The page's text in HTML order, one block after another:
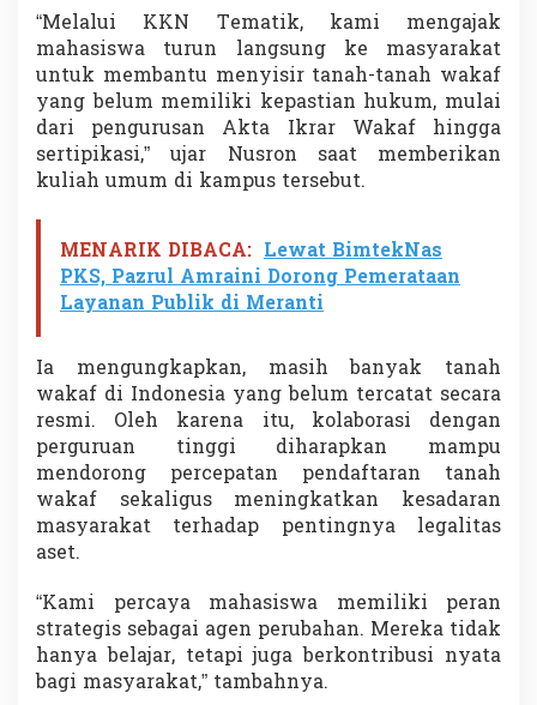
t
i
f
i
k
T
a
h
W
a
N
a
s
i
o
n
a
l
“Melalui KKN Tematik, kami mengajak
mahasiswa turun langsung ke masyarakat
untuk membantu menyisir tanah-tanah wakaf
yang belum memiliki kepastian hukum, mulai
dari pengurusan Akta Ikrar Wakaf hingga
sertipikasi,” ujar Nusron saat memberikan
kuliah umum di kampus tersebut.
MENARIK DIBACA: Lewat BimtekNas
PKS, Pazrul Amraini Dorong Pemerataan
Layanan Publik di Meranti
Ia mengungkapkan, masih banyak tanah
wakaf di Indonesia yang belum tercatat secara
resmi. Oleh karena itu, kolaborasi dengan
perguruan tinggi diharapkan mampu
mendorong percepatan pendaftaran tanah
wakaf sekaligus meningkatkan kesadaran
masyarakat terhadap pentingnya legalitas
aset.
“Kami percaya mahasiswa memiliki peran
strategis sebagai agen perubahan. Mereka tidak
hanya belajar, tetapi juga berkontribusi nyata
bagi masyarakat,” tambahnya.